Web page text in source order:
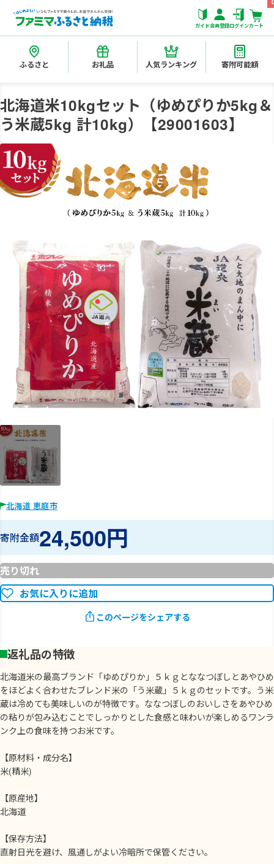
ガイド会員登録ログインカート
ふるさと お礼品 人気ランキング 寄附可能額
北海道米10kgセット（ゆめぴりか5kg＆
う米蔵5kg 計10kg）【29001603】
北海道 恵庭市
寄附金額24,500円
売り切れ
お気に入りに追加
このページをシェアする
返礼品の特徴
北海道米の最高ブランド「ゆめぴりか」５ｋｇとななつぼしとあやひめ
をほどよく合わせたブレンド米の「う米蔵」５ｋｇのセットです。う米
蔵は冷めても美味しいのが特徴です。ななつぼしのおいしさをあやひめ
の粘りが包み込むことでしっかりとした食感と味わいが楽しめるワンラ
ンク上の食味を持つお米です。
【原材料・成分名】
米(精米)
【原産地】
北海道
【保存方法】
直射日光を避け、風通しがよい冷暗所で保管ください。